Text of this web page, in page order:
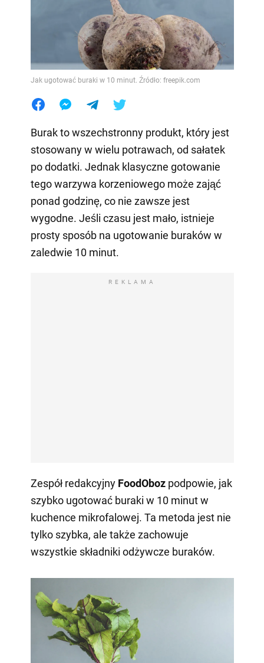
Jak ugotować buraki w 10 minut. Źródło: freepik.com
Burak to wszechstronny produkt, który jest
stosowany w wielu potrawach, od sałatek
po dodatki. Jednak klasyczne gotowanie
tego warzywa korzeniowego może zająć
ponad godzinę, co nie zawsze jest
wygodne. Jeśli czasu jest mało, istnieje
prosty sposób na ugotowanie buraków w
zaledwie 10 minut.
REKLAMA
Zespół redakcyjny FoodOboz podpowie, jak
szybko ugotować buraki w 10 minut w
kuchence mikrofalowej. Ta metoda jest nie
tylko szybka, ale także zachowuje
wszystkie składniki odżywcze buraków.